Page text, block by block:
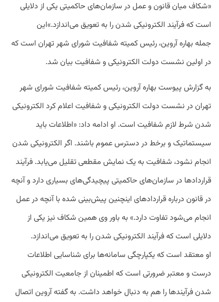
«شکاف میانقانونوعمل در سازمانهای حاکمیتییکی از دلایلی
استکهفرآیند الکترونیکی شدنرا به تعویق میاندازد.»این
جمله بهارهآروین، رئیسکمیته شفافیت شورای شهر تهران است که
در اولین نشست دولت الکترونیکی و شفافیت بیان شد.
بهگزارش پیوست بهارهآروین، رئیسکمیته شفافیت شورای شهر
تهران در نشست دولت الکترونیکیو شفافیت اعلامکرد الکترونیکی
شدن شرط لازم شفافیت است. او ادامه داد: «اطلاعات باید
سیستماتیکو برخط در دسترسعموم باشند. اگر الکترونیکی شدن
انجام نشود، شفافیت بهیک نمایش مقطعیتقلیل مییابد. فرآیند
قراردادها در سازمانهای حاکمیتی پیچیدگیهای بسیاری داردوآنچه
درقانون دربارهقراردادهای اینچنین پیشبینی شده با آنچه درعمل
انجام میشود تفاوت دارد.» به باورویهمین شکاف نیزیکی از
دلایلی استکهفرآیند الکترونیکی شدنرا به تعویق میاندازد.
او معتقد استکهیکپارچگی سامانهها برای شناسایی اطلاعات
درستو معتبرضرورتی استکه اطمینان از جامعیت الکترونیکی
شدنفرآیندها را هم به دنبال خواهد داشت. بهگفتهآروین اتصال